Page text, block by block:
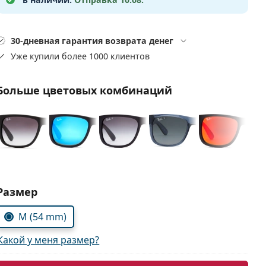
30-дневная гарантия возврата денег
Уже купили более 1000 клиентов
цветовых комбинаций
параметры:
M (54 mm)
у меня размер?